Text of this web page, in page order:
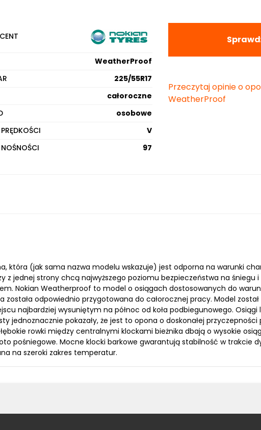
WeatherProof
225/55R17
całoroczne
osobowe
V
NOŚNOŚCI
97
Przeczytaj opinie o
WeatherProof
która (jak sama nazwa modelu wskazuje) jest odporna na warunki
z jednej strony chcą najwyższego poziomu bezpieczeństwa na śniegu
Nokian Weatherproof to model o osiągach dostosowanych do
została odpowiednio przygotowana do całorocznej pracy. Model
najbardziej wysuniętym na północ od koła podbiegunowego.
pokazały, że jest to opona o doskonałej przyczepności
rowki między centralnymi klockami bieżnika dbają o wysokie
pośniegowe. Mocne klocki barkowe gwarantują stabilność w trakcie
na szeroki zakres temperatur.